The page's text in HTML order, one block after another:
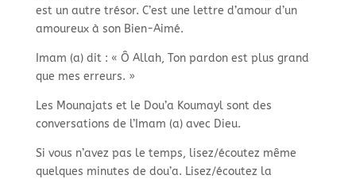
est un autre trésor. C’est une lettre d’amour d’un
amoureux à son Bien-Aimé.
Imam (a) dit : « Ô Allah, Ton pardon est plus grand
que mes erreurs. »
Les Mounajats et le Dou’a Koumayl sont des
conversations de l’Imam (a) avec Dieu.
Si vous n’avez pas le temps, lisez/écoutez même
quelques minutes de dou’a. Lisez/écoutez la